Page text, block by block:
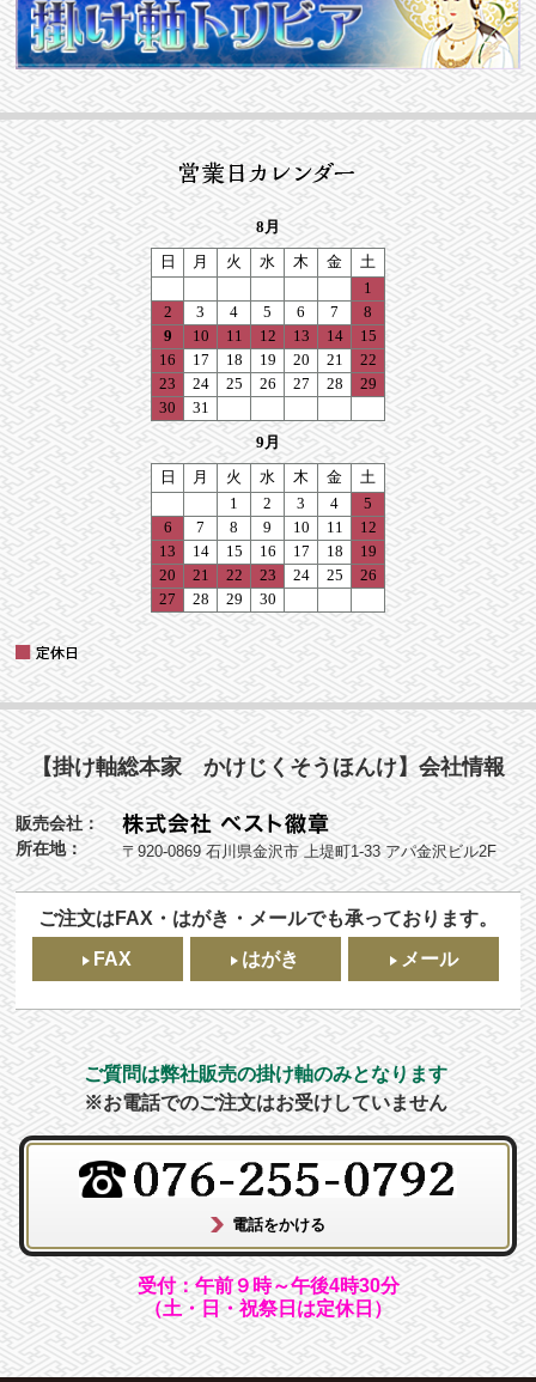
【掛け軸総本家 かけじくそうほんけ】会社情報
販売会社：
所在地：
〒920-0869 石川県金沢市 上堤町1-33 アパ金沢ビル2F
ご注文はFAX・はがき・メールでも承っております。
FAX
はがき メール
ご質問は弊社販売の掛け軸のみとなります
※お電話でのご注文はお受けしていません
受付：午前９時～午後4時30分
（土・日・祝祭日は定休日）